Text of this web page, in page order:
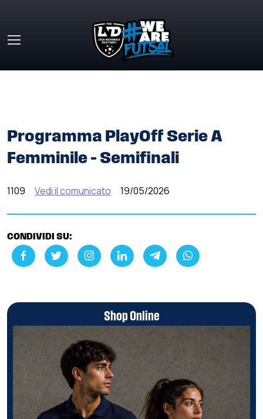
Programma PlayOff Serie A
Femminile – Semifinali
1109 Vedi il comunicato 19/05/2026
CONDIVIDI SU:
Shop Online